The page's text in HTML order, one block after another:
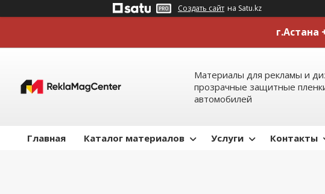
Создать сайт на Satu.kz
г.Астана
Материалы для рекламы и
прозрачные защитные
автомобилей
Главная Каталог материалов Услуги Контакты